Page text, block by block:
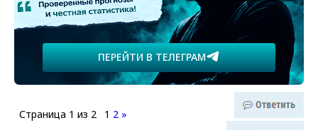
ПЕРЕЙТИ В ТЕЛЕГРАМ
Страница 1 из 2 1 2 »